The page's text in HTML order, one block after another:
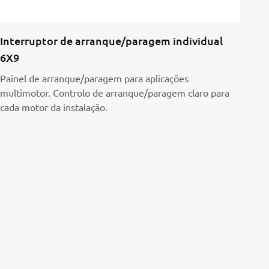
Interruptor de arranque/paragem individual
6X9
Painel de arranque/paragem para aplicações
multimotor. Controlo de arranque/paragem claro para
cada motor da instalação.